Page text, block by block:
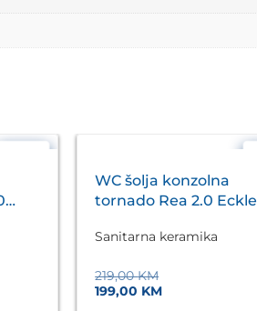
WC šolja konzolna
tornado Rea 2.0 Eckle
Sanitarna keramika
219,00KM
199,00 KM